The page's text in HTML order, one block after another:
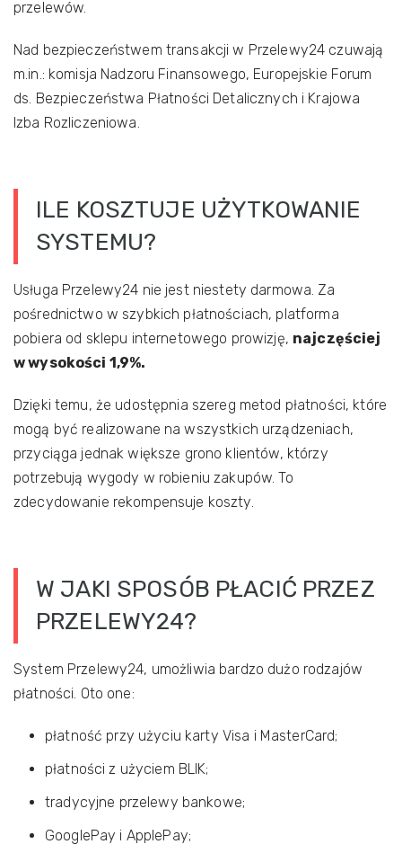
przelewów.
Nad bezpieczeństwem transakcji w Przelewy24 czuwają
m.in.: komisja Nadzoru Finansowego, Europejskie Forum
ds. Bezpieczeństwa Płatności Detalicznych i Krajowa
Izba Rozliczeniowa.
ILE KOSZTUJE UŻYTKOWANIE
SYSTEMU?
Usługa Przelewy24 nie jest niestety darmowa. Za
pośrednictwo w szybkich płatnościach, platforma
pobiera od sklepu internetowego prowizję, najczęściej
w wysokości 1,9%.
Dzięki temu, że udostępnia szereg metod płatności, które
mogą być realizowane na wszystkich urządzeniach,
przyciąga jednak większe grono klientów, którzy
potrzebują wygody w robieniu zakupów. To
zdecydowanie rekompensuje koszty.
W JAKI SPOSÓB PŁACIĆ PRZEZ
PRZELEWY24?
System Przelewy24, umożliwia bardzo dużo rodzajów
płatności. Oto one:
płatność przy użyciu karty Visa i MasterCard;
płatności z użyciem BLIK;
tradycyjne przelewy bankowe;
GooglePay i ApplePay;